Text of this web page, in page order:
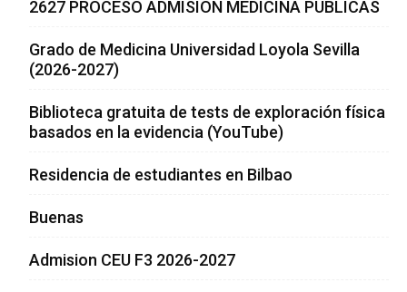
2627 PROCESO ADMISION MEDICINA PUBLICAS
Grado de Medicina Universidad Loyola Sevilla
(2026-2027)
Biblioteca gratuita de tests de exploración física
basados en la evidencia (YouTube)
Residencia de estudiantes en Bilbao
Buenas
Admision CEU F3 2026-2027